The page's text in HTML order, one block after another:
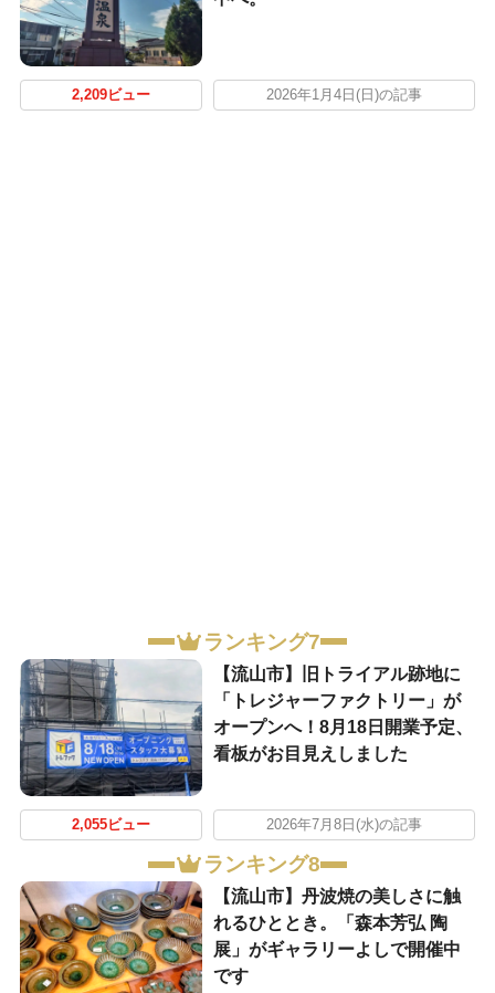
2,209ビュー 2026年1月4日(日)の記事
ランキング7
【流山市】旧トライアル跡地に
「トレジャーファクトリー」が
オープンへ！8月18日開業予定、
看板がお目見えしました
2,055ビュー 2026年7月8日(水)の記事
ランキング8
【流山市】丹波焼の美しさに触
れるひととき。「森本芳弘 陶
展」がギャラリーよしで開催中
です